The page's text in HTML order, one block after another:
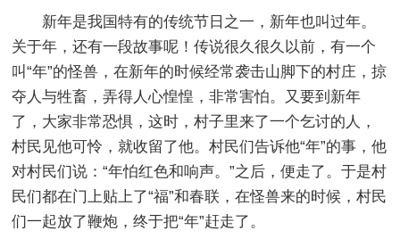
新年是我国特有的传统节日之一，新年也叫过年。
关于年，还有一段故事呢！传说很久很久以前，有一个
叫“年”的怪兽，在新年的时候经常袭击山脚下的村庄，掠
夺人与牲畜，弄得人心惶惶，非常害怕。又要到新年
了，大家非常恐惧，这时，村子里来了一个乞讨的人，
村民见他可怜，就收留了他。村民们告诉他“年”的事，他
对村民们说：“年怕红色和响声。”之后，便走了。于是村
民们都在门上贴上了“福”和春联，在怪兽来的时候，村民
们一起放了鞭炮，终于把“年”赶走了。